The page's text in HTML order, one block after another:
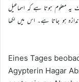
معلوم ہوتا ہے کہ اسماعیل
ہو جاتا ہے۔ اس میں لکھا
Eines Tages
Agypterin Hagar